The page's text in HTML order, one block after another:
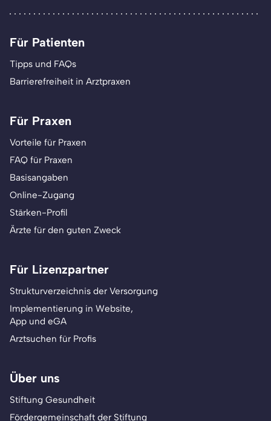
Für Patienten
Tipps und FAQs
Barrierefreiheit in Arztpraxen
Für Praxen
Vorteile für Praxen
FAQ für Praxen
Basisangaben
Online-Zugang
Stärken-Profil
Ärzte für den guten Zweck
Für Lizenzpartner
Strukturverzeichnis der Versorgung
Implementierung in Website,
App und eGA
Arztsuchen für Profis
Über uns
Stiftung Gesundheit
Fördergemeinschaft der Stiftung